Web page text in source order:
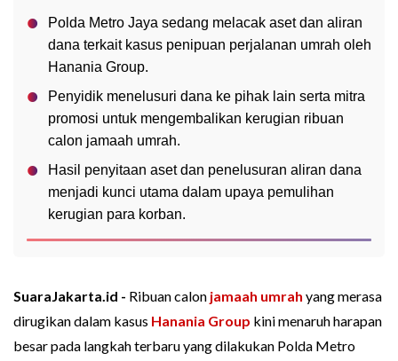
Polda Metro Jaya sedang melacak aset dan aliran
dana terkait kasus penipuan perjalanan umrah oleh
Hanania Group.
Penyidik menelusuri dana ke pihak lain serta mitra
promosi untuk mengembalikan kerugian ribuan
calon jamaah umrah.
Hasil penyitaan aset dan penelusuran aliran dana
menjadi kunci utama dalam upaya pemulihan
kerugian para korban.
SuaraJakarta.id - Ribuan calon jamaah umrah yang merasa
dirugikan dalam kasus Hanania Group kini menaruh harapan
besar pada langkah terbaru yang dilakukan Polda Metro